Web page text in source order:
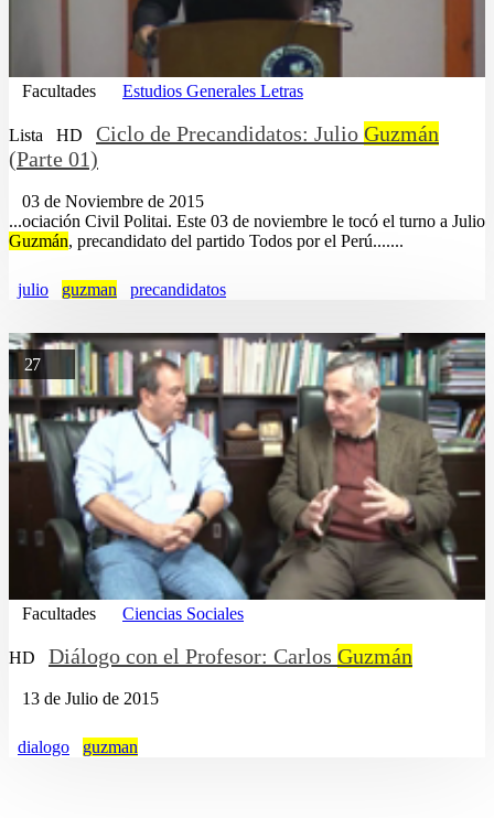
Facultades Estudios Generales Letras
Lista HD Ciclo de Precandidatos: Julio Guzmán
(Parte 01)
03 de Noviembre de 2015
...ociación Civil Politai. Este 03 de noviembre le tocó el turno a Julio
Guzmán, precandidato del partido Todos por el Perú.......
julio guzman precandidatos
27
Facultades Ciencias Sociales
HD Diálogo con el Profesor: Carlos Guzmán
13 de Julio de 2015
dialogo guzman